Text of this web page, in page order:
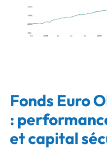
Fonds Euro
:
et capital